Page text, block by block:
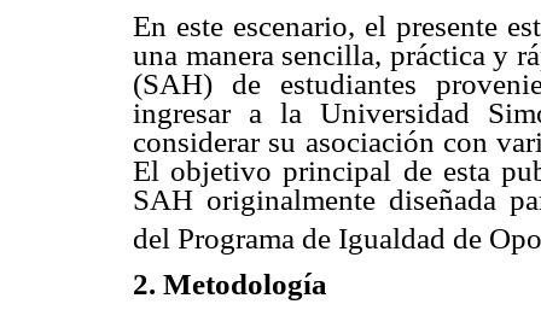
En este escenario, el presente
una manera sencilla, práctica y
(SAH) de estudiantes
ingresar a la Universidad
considerar su asociación con
El objetivo principal de esta
SAH originalmente diseñada
del Programa de Igualdad de
2. Metodología